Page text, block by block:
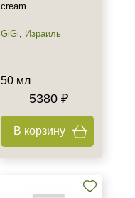
cream
GiGi, Израиль
50 мл
5380 ₽
В корзину